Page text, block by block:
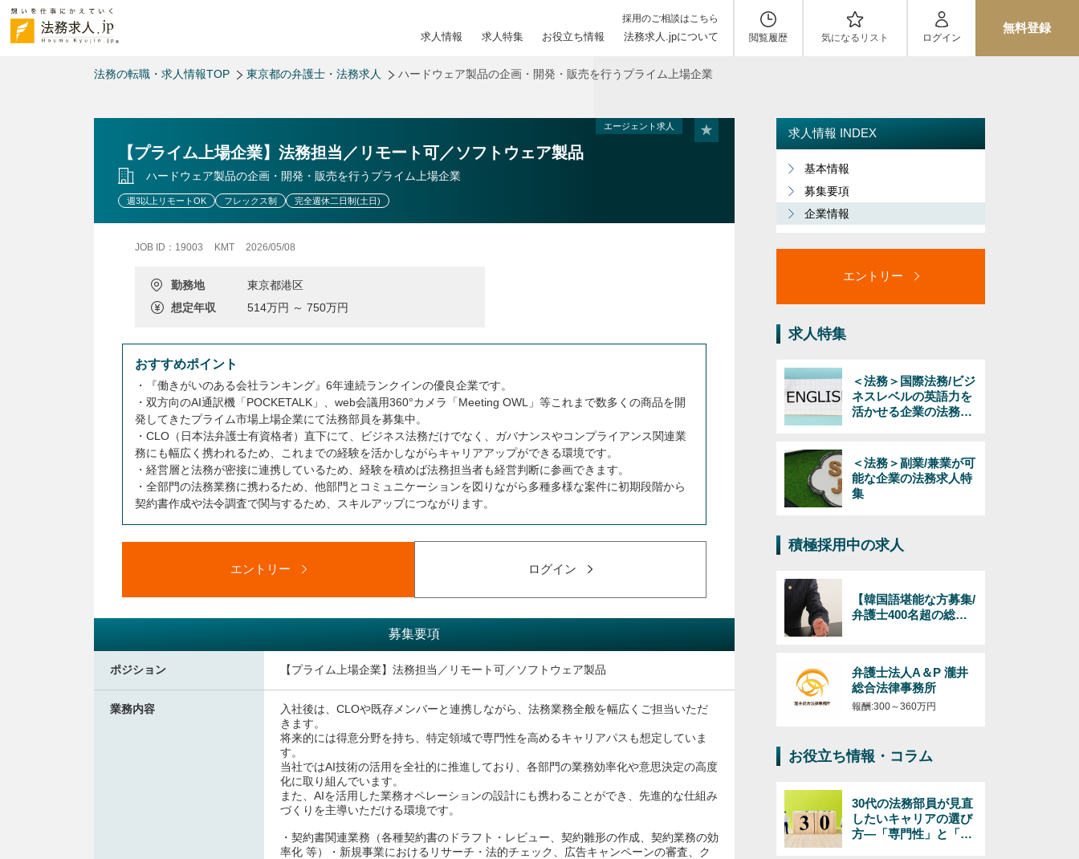
採用のご相談はこちら
求人情報 求人特集 お役立ち情報 法務求人.jpについて 閲覧履歴 気になるリスト ログイン
無料登録
法務の転職・求人情報TOP 東京都の弁護士・法務求人 ハードウェア製品の企画・開発・販売を行うプライム上場企業
エージェント求人
【プライム上場企業】法務担当／リモート可／ソフトウェア製品
ハードウェア製品の企画・開発・販売を行うプライム上場企業
週3以上リモートOK フレックス制 完全週休二日制(土日)
JOB ID：19003 KMT 2026/05/08
勤務地
東京都港区
想定年収
514万円 ～ 750万円
おすすめポイント
・『働きがいのある会社ランキング』6年連続ランクインの優良企業です。
・双方向のAI通訳機「POCKETALK」、web会議用360°カメラ「Meeting OWL」等これまで数多くの商品を開
発してきたプライム市場上場企業にて法務部員を募集中。
・CLO（日本法弁護士有資格者）直下にて、ビジネス法務だけでなく、ガバナンスやコンプライアンス関連業
務にも幅広く携われるため、これまでの経験を活かしながらキャリアアップができる環境です。
・経営層と法務が密接に連携しているため、経験を積めば法務担当者も経営判断に参画できます。
・全部門の法務業務に携わるため、他部門とコミュニケーションを図りながら多種多様な案件に初期段階から
契約書作成や法令調査で関与するため、スキルアップにつながります。
エントリー ログイン
募集要項
ポジション 【プライム上場企業】法務担当／リモート可／ソフトウェア製品
業務内容
入社後は、CLOや既存メンバーと連携しながら、法務業務全般を幅広くご担当いただ
きます。
将来的には得意分野を持ち、特定領域で専門性を高めるキャリアパスも想定していま
す。
当社ではAI技術の活用を全社的に推進しており、各部門の業務効率化や意思決定の高度
化に取り組んでいます。
また、AIを活用した業務オペレーションの設計にも携わることができ、先進的な仕組み
づくりを主導いただける環境です。
・契約書関連業務（各種契約書のドラフト・レビュー、契約雛形の作成、契約業務の効
率化 等）・新規事業におけるリサーチ・法的チェック、広告キャンペーンの審査、ク
求人情報 INDEX
基本情報
募集要項
企業情報
エントリー
求人特集
＜法務＞国際法務/ビジ
ネスレベルの英語力を
活かせる企業の法務求
＜法務＞副業/兼業が可
能な企業の法務求人特
集
積極採用中の求人
【韓国語堪能な方募集/
弁護士400名超の総合
ド）対応の弁護士/韓国
語必須/経験年数・年齢
不問！
弁護士法人A＆P 瀧井
総合法律事務所
報酬:300～360万円
お役立ち情報・コラム
30代の法務部員が見直
したいキャリアの選び
方―「専門性」と「マ